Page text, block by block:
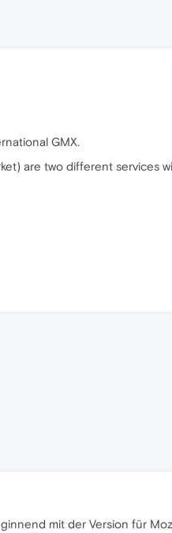
GMX.
are two different services
mit der Version für